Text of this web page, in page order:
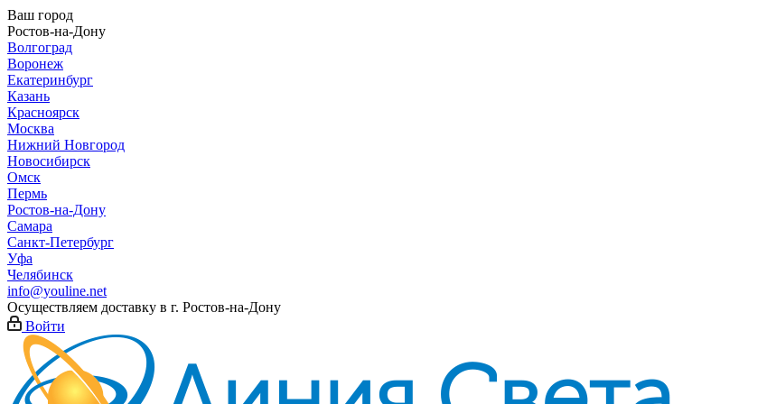
Ваш город
Ростов-на-Дону
Волгоград
Воронеж
Екатеринбург
Казань
Красноярск
Москва
Нижний Новгород
Новосибирск
Омск
Пермь
Ростов-на-Дону
Самара
Санкт-Петербург
Уфа
Челябинск
info@youline.net
Осуществляем доставку в г. Ростов-на-Дону
Войти